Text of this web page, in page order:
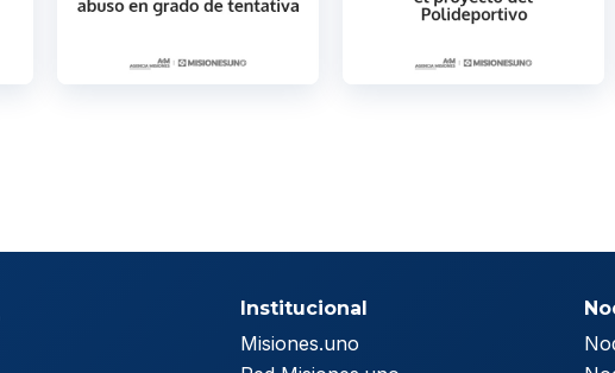
Institucional
Misiones.uno